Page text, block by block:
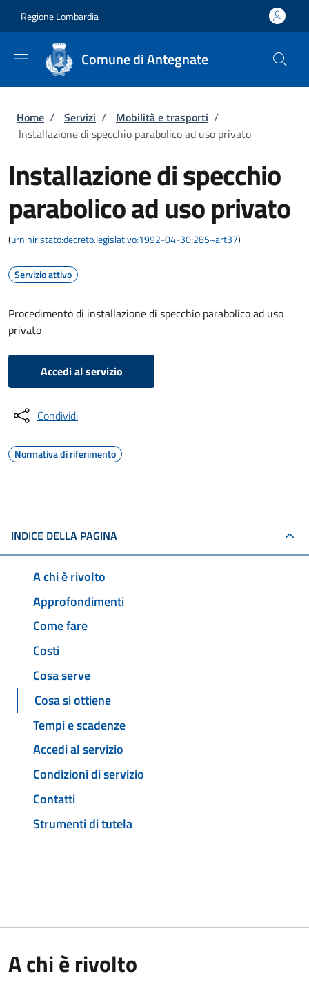
Regione Lombardia
Comune di Antegnate
Briciole di pane
Home / Servizi / Mobilità e trasporti /
Installazione di specchio parabolico ad uso privato
Installazione di specchio
parabolico ad uso privato
(urn:nir:stato:decreto.legislativo:1992-04-30;285~art37)
Servizio attivo
Procedimento di installazione di specchio parabolico ad uso
privato
Accedi al servizio
Condividi
Normativa di riferimento
INDICE DELLA PAGINA
A chi è rivolto
Approfondimenti
Come fare
Costi
Cosa serve
Cosa si ottiene
Tempi e scadenze
Accedi al servizio
Condizioni di servizio
Contatti
Strumenti di tutela
A chi è rivolto